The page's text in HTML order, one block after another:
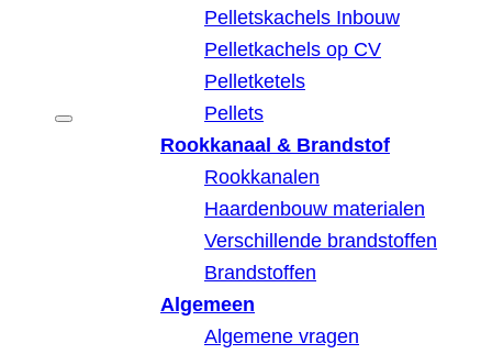
Pelletskachels Inbouw
Pelletkachels op CV
Pelletketels
Pellets
Rookkanaal & Brandstof
Rookkanalen
Haardenbouw materialen
Verschillende brandstoffen
Brandstoffen
Algemeen
Algemene vragen